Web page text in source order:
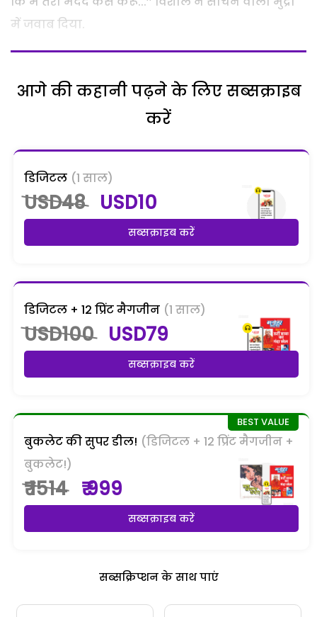
में जवाब दिया.
आगे की कहानी पढ़ने के लिए सब्सक्राइब
करें
डिजिटल (1 साल)
USD48 USD10
सब्सक्राइब करें
डिजिटल + 12 प्रिंट मैगजीन (1 साल)
USD100 USD79
सब्सक्राइब करें
बुकलेट की सुपर डील! (डिजिटल + 12 प्रिंट मैगजीन +
बुकलेट!)
₹ 1514 ₹ 999
सब्सक्राइब करें
सब्सक्रिप्शन के साथ पाएं